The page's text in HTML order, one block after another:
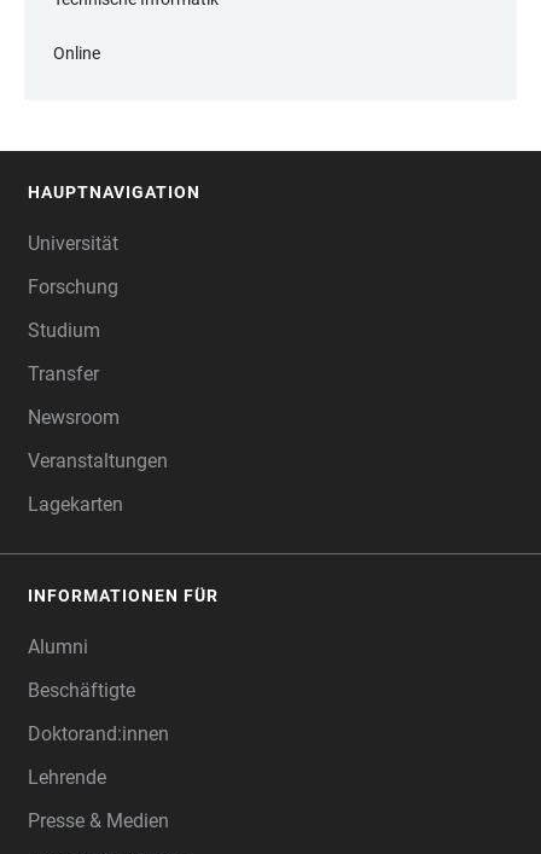
Online
HAUPTNAVIGATION
Universität
Forschung
Studium
Transfer
Newsroom
Veranstaltungen
Lagekarten
INFORMATIONEN FÜR
Alumni
Beschäftigte
Doktorand:innen
Lehrende
Presse & Medien